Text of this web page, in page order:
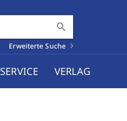
search
Erweiterte Suche
SERVICE VERLAG